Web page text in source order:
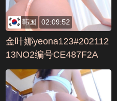
韩国 02:09:52
金叶娜yeona123#202112
13NO2编号CE487F2A